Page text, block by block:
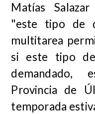
Matías
"este tipo de
multitarea
si este tipo de
demandado,
Provincia de
temporada